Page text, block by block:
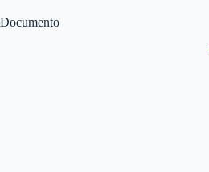
Documento